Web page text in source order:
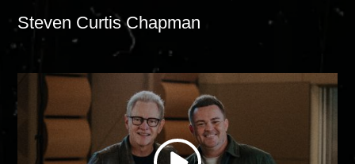
Steven Curtis Chapman